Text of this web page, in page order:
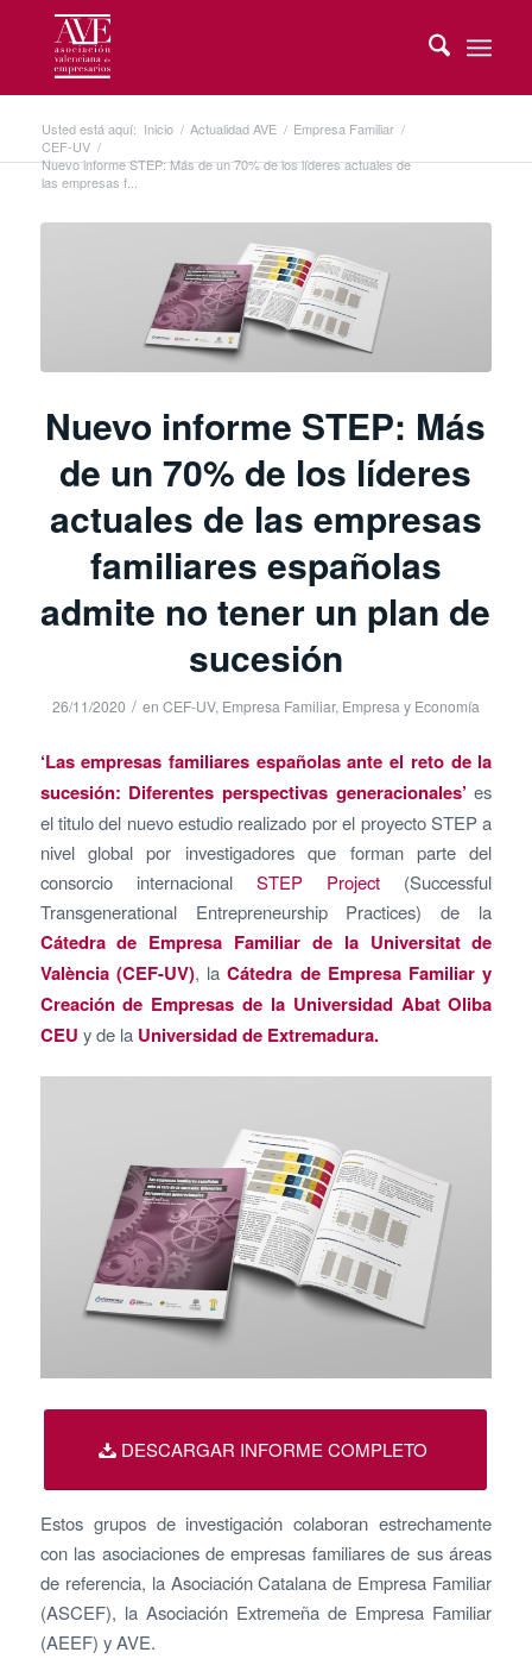
Usted está aquí: Inicio / Actualidad AVE / Empresa Familiar /
CEF-UV /
Nuevo informe STEP: Más de un 70% de los líderes actuales de
las empresas f...
Nuevo informe STEP: Más
de un 70% de los líderes
actuales de las empresas
familiares españolas
admite no tener un plan de
sucesión
26/11/2020 / en CEF-UV, Empresa Familiar, Empresa y Economía
‘Las empresas familiares españolas ante el reto de la
sucesión: Diferentes perspectivas generacionales’ es
el titulo del nuevo estudio realizado por el proyecto STEP a
nivel global por investigadores que forman parte del
consorcio internacional STEP Project (Successful
Transgenerational Entrepreneurship Practices) de la
Cátedra de Empresa Familiar de la Universitat de
València (CEF-UV), laCátedra de Empresa Familiar y
Creación de Empresas de la Universidad Abat Oliba
CEU y de la Universidad de Extremadura.
DESCARGAR INFORME COMPLETO
Estos grupos de investigación colaboran estrechamente
con las asociaciones de empresas familiares de sus áreas
de referencia, la Asociación Catalana de Empresa Familiar
(ASCEF), la Asociación Extremeña de Empresa Familiar
(AEEF) y AVE.